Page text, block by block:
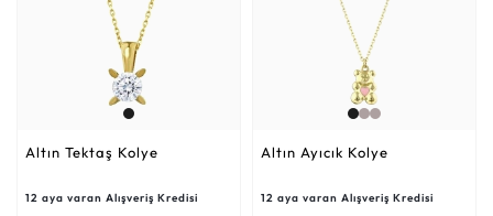
Altın Tektaş Kolye
12 aya varan Alışveriş Kredisi
Altın Ayıcık Kolye
12 aya varan Alışveriş Kredisi